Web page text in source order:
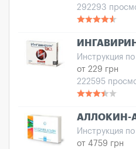
292293
ИНГАВИРИН
Инструкция
от 229 грн
222595
АЛЛОКИН-
Инструкция
от 4759 грн